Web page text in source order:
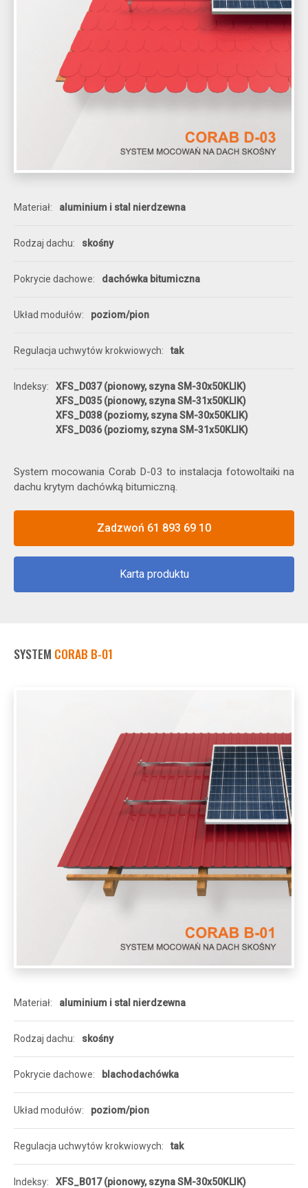
Materiał aluminium i stal nierdzewna
Rodzaj dachu skośny
Pokrycie dachowe dachówka bitumiczna
Układ modułów poziom/pion
Regulacja uchwytów krokwiowych tak
Indeksy
XFS_D037 (pionowy, szyna SM-30x50KLIK)
XFS_D035 (pionowy, szyna SM-31x50KLIK)
XFS_D038 (poziomy, szyna SM-30x50KLIK)
XFS_D036 (poziomy, szyna SM-31x50KLIK)
System mocowania Corab D-03 to instalacja fotowoltaiki na
dachu krytym dachówką bitumiczną.
Zadzwoń 61 893 69 10
Karta produktu
SYSTEM CORAB B-01
Materiał aluminium i stal nierdzewna
Rodzaj dachu skośny
Pokrycie dachowe blachodachówka
Układ modułów poziom/pion
Regulacja uchwytów krokwiowych tak
Indeksy
XFS_B017 (pionowy, szyna SM-30x50KLIK)